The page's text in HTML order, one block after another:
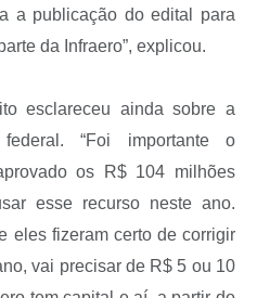
a publicação do edital para
da Infraero”, explicou.
esclareceu ainda sobre a
“Foi importante o
os R$ 104 milhões
esse recurso neste ano.
eles fizeram certo de corrigir
vai precisar de R$ 5 ou 10